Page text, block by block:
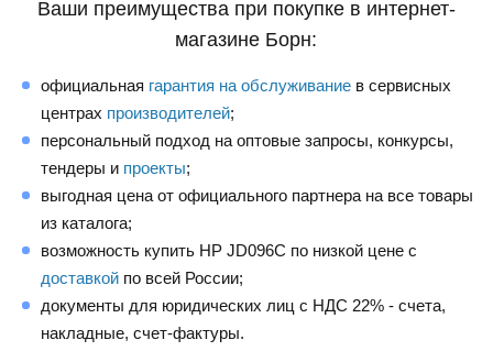
Ваши преимущества при покупке в интернет-
магазине Борн:
официальная гарантия на обслуживание в сервисных
центрах производителей;
персональный подход на оптовые запросы, конкурсы,
тендеры и проекты;
выгодная цена от официального партнера на все товары
из каталога;
возможность купить HP JD096C по низкой цене с
доставкой по всей России;
документы для юридических лиц с НДС 22% - счета,
накладные, счет-фактуры.